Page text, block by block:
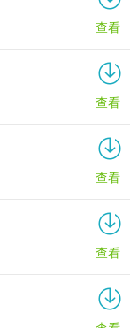
查看
查看
查看
查看